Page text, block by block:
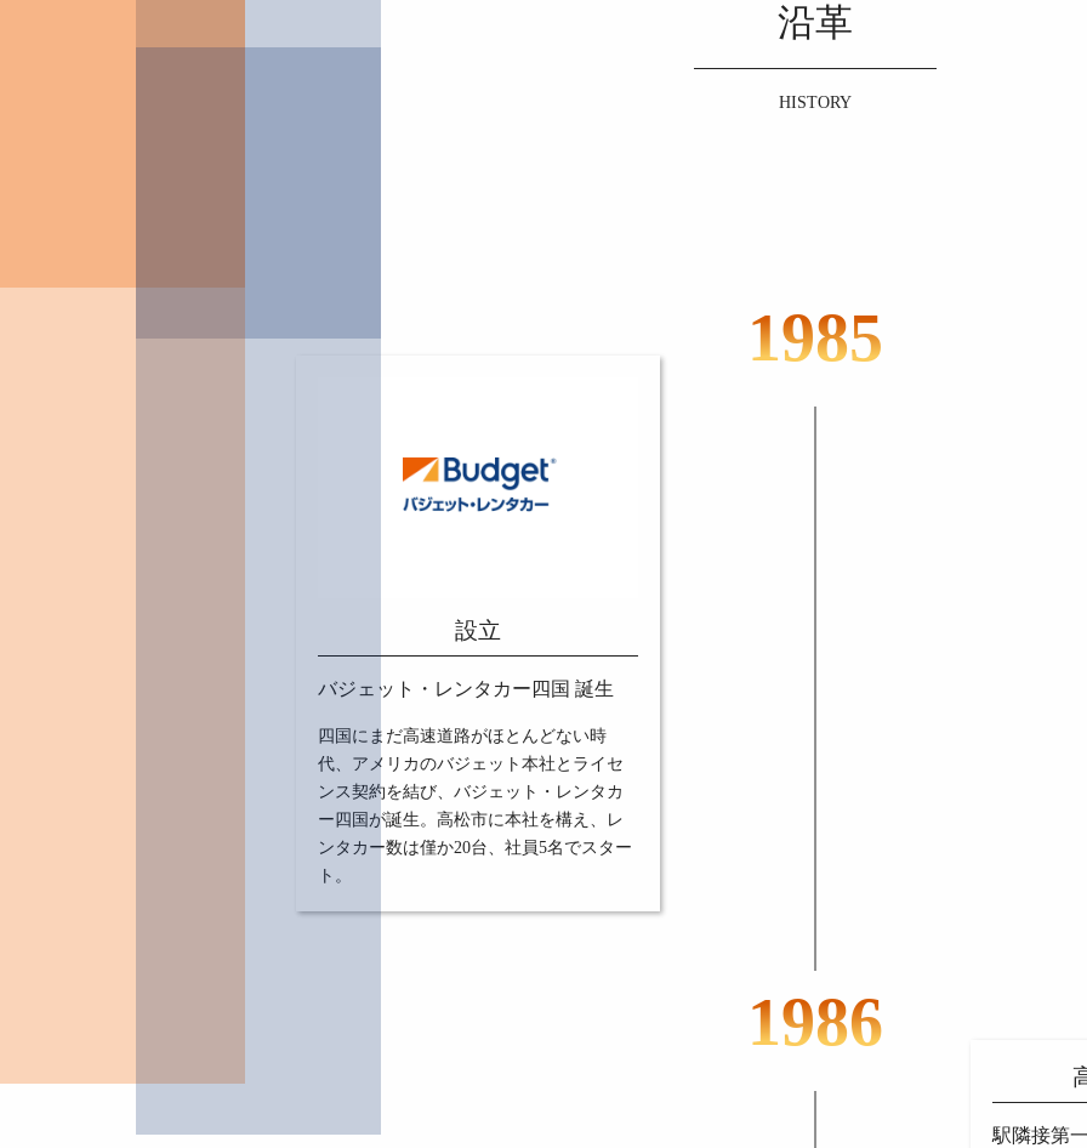
沿革
HISTORY
1985
設立
バジェット・レンタカー四国 誕生
四国にまだ高速道路がほとんどない時
代、アメリカのバジェット本社とライセ
ンス契約を結び、バジェット・レンタカ
ー四国が誕生。高松市に本社を構え、レ
ンタカー数は僅か20台、社員5名でスター
ト。
1986
駅隣接第